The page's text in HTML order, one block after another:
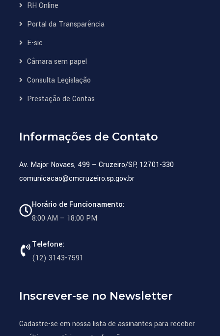
RH Online
Portal da Transparência
E-sic
Câmara sem papel
Consulta Legislação
Prestação de Contas
Informações de Contato
Av. Major Novaes, 499 – Cruzeiro/SP, 12701-330
comunicacao@cmcruzeiro.sp.gov.br
Horário de Funcionamento:
8:00 AM – 18:00 PM
Telefone:
(12) 3143-7591
Inscrever-se no Newsletter
Cadastre-se em nossa lista de assinantes para receber